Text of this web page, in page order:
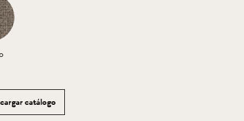
catálogo